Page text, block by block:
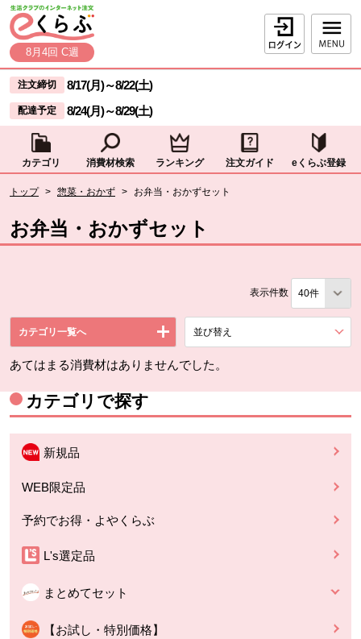
ページの先頭です。
本文へジャンプする。
8月4回 C週
ログイン
ここからサイト内共通メニューです。
サイト内共通メニューをスキップする
注文締切 8/17(月)～8/22(土)
配達予定 8/24(月)～8/29(土)
カテゴリ 消費材検索 ランキング 注文ガイド eくらぶ登録
トップ > 惣菜・おかず > お弁当・おかずセット
お弁当・おかずセット
表示件数
カテゴリ一覧へ 並び替え
あてはまる消費材はありませんでした。
カテゴリで探す
新規品
WEB限定品
予約でお得・よやくらぶ
L's選定品
まとめてセット
【お試し・特別価格】